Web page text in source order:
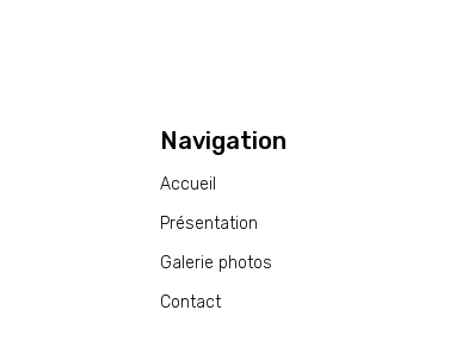
Navigation
Accueil
Présentation
Galerie photos
Contact